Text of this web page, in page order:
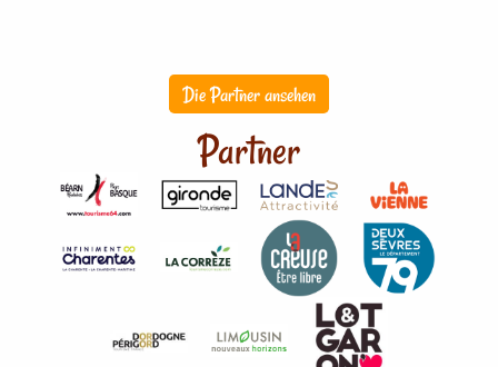
Die Partner ansehen
Partner